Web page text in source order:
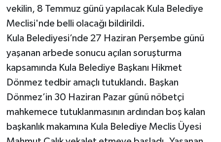
vekilin, 8 Temmuz günü yapılacak Kula Belediye
Meclisi'nde belli olacağı bildirildi.
Kula Belediyesi’nde 27 Haziran Perşembe günü
yaşanan arbede sonucu açılan soruşturma
kapsamında Kula Belediye Başkanı Hikmet
Dönmez tedbir amaçlı tutuklandı. Başkan
Dönmez’in 30 Haziran Pazar günü nöbetçi
mahkemece tutuklanmasının ardından boş kalan
başkanlık makamına Kula Belediye Meclis Üyesi